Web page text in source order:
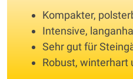
Kompakter,
Intensive,
Sehr gut für
Robust, winterhart